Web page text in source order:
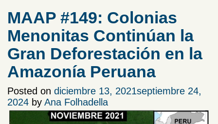
MAAP #149: Colonias
Menonitas Continúan la
Gran Deforestación en la
Amazonía Peruana
Posted on diciembre 13, 2021septiembre 24,
2024 by Ana Folhadella